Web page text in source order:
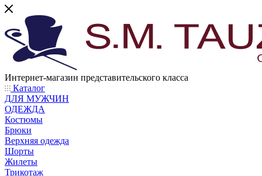
Интернет-магазин представительского класса
Каталог
ДЛЯ МУЖЧИН
ОДЕЖДА
Костюмы
Брюки
Верхняя одежда
Шорты
Жилеты
Трикотаж